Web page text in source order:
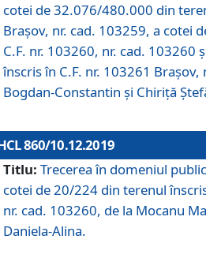
cotei de 32.076/480.000 din
Brașov, nr. cad. 103259, a cotei
C.F. nr. 103260, nr. cad. 103260
înscris în C.F. nr. 103261
Bogdan-Constantin și Chiriță
860/10.12.2019
Titlu: Trecerea în domeniul
cotei de 20/224 din terenul
nr. cad. 103260, de la Mocanu
Daniela-Alina.